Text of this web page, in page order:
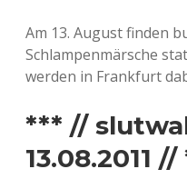
Am 13. August finden
Schlampenmärsche
werden in Frankfurt
*** //
13.08.2011